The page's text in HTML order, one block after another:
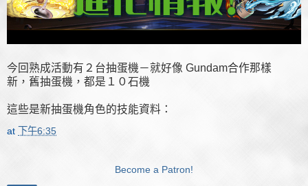
今回熟成活動有２台抽蛋機－就好像 Gundam合作那樣
新，舊抽蛋機，都是１０石機
這些是新抽蛋機角色的技能資料：
at 下午6:35
Become a Patron!